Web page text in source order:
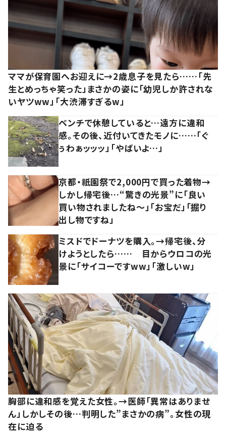
ママが保育園へお迎えに→2歳息子を見たら……「先
生とめっちゃ笑った」まさかの姿に「幼児しか許されな
いヤツww」「大渋滞すぎるw」
ベンチで休憩していると…遠方に違和
感。その後、近付いてきたモノに……「ぐ
ぅわぁッッッ」「やばいよ…」
京都・祇園祭で2,000円で買った着物→
しかし帰宅後…“驚きの光景”に「良い
買い物されましたね～」「お宝だ」「掘り
出し物ですね」
ミスドでドーナツを購入。→帰宅後、分
けようとしたら…… 目からウロコの光
景に「サイコーですww」「激しいw」
胸部に違和感を覚えた女性。→医師「異常はありませ
ん」しかしその後…判明した”まさかの病”。女性の現
在に迫る